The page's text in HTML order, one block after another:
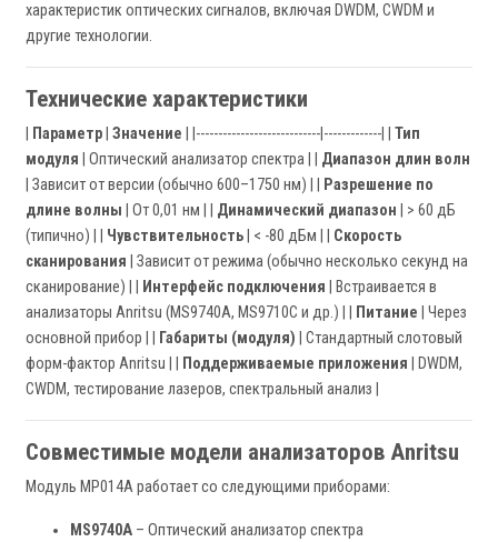
характеристик оптических сигналов, включая DWDM, CWDM и
другие технологии.
Технические характеристики
Параметр Значение | |----------------------------|-------------| | Тип
модуля | Оптический анализатор спектра | | Диапазон длин волн
| Зависит от версии (обычно 600–1750 нм) | |
Разрешение по
длине волны | От 0,01 нм | | Динамический диапазон | > 60 дБ
(типично) | | Чувствительность | < -80 дБм | | Скорость
сканирования | Зависит от режима (обычно несколько секунд на
сканирование) | |
Интерфейс подключения | Встраивается в
анализаторы Anritsu (MS9740A, MS9710C и др.) | |
Питание | Через
основной прибор | |
Габариты (модуля) | Стандартный слотовый
форм-фактор Anritsu | |
Поддерживаемые приложения | DWDM,
CWDM, тестирование лазеров, спектральный анализ |
Совместимые модели анализаторов Anritsu
Модуль MP014A работает со следующими приборами:
MS9740A – Оптический анализатор спектра